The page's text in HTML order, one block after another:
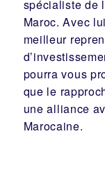
spécialiste de
Maroc. Avec
meilleur
pourra vous
que le
unealliance
Marocaine.